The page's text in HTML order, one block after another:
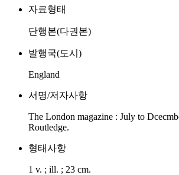
자료형태
단행본(다권본)
발행국(도시)
England
서명/저자사항
The London magazine : July to
Routledge.
형태사항
1 v. ; ill. ; 23 cm.